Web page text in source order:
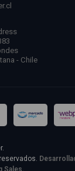
- Chile
Sales.